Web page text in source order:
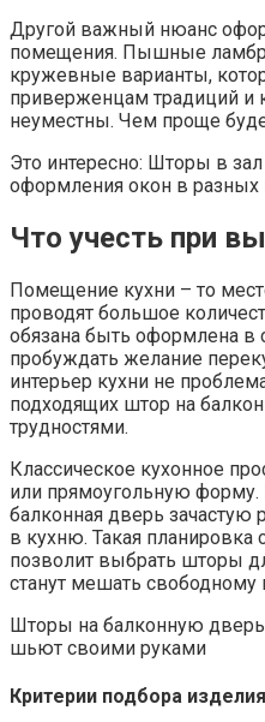
Другой важный нюанс
помещения. Пышные
кружевные варианты,
приверженцам традиций и
неуместны. Чем проще
Это интересно: Шторы в
оформления окон в разных
Что учесть при
Помещение кухни – то
проводят большое
обязана быть оформлена в
пробуждать желание
интерьер кухни не
подходящих штор на
трудностями.
Классическое кухонное
или прямоугольную форму.
балконная дверь зачастую
в кухню. Такая планировка
позволит выбрать шторы
станут мешать
Шторы на балконную
шьют своими руками
Критерии подбора